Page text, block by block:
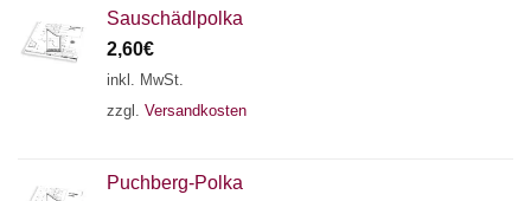
Sauschädlpolka
2,60€
inkl. MwSt.
zzgl. Versandkosten
Puchberg-Polka